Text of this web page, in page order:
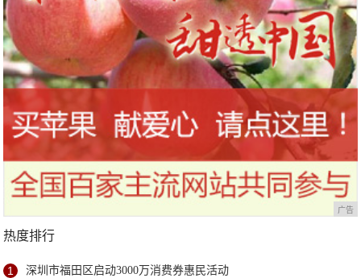
广告
热度排行
1 深圳市福田区启动3000万消费券惠民活动